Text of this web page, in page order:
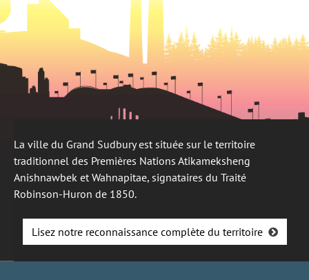
La ville du Grand Sudbury est située sur le territoire
traditionnel des Premières Nations Atikameksheng
Anishnawbek et Wahnapitae, signataires du Traité
Robinson-Huron de 1850.
Lisez notre reconnaissance complète du territoire